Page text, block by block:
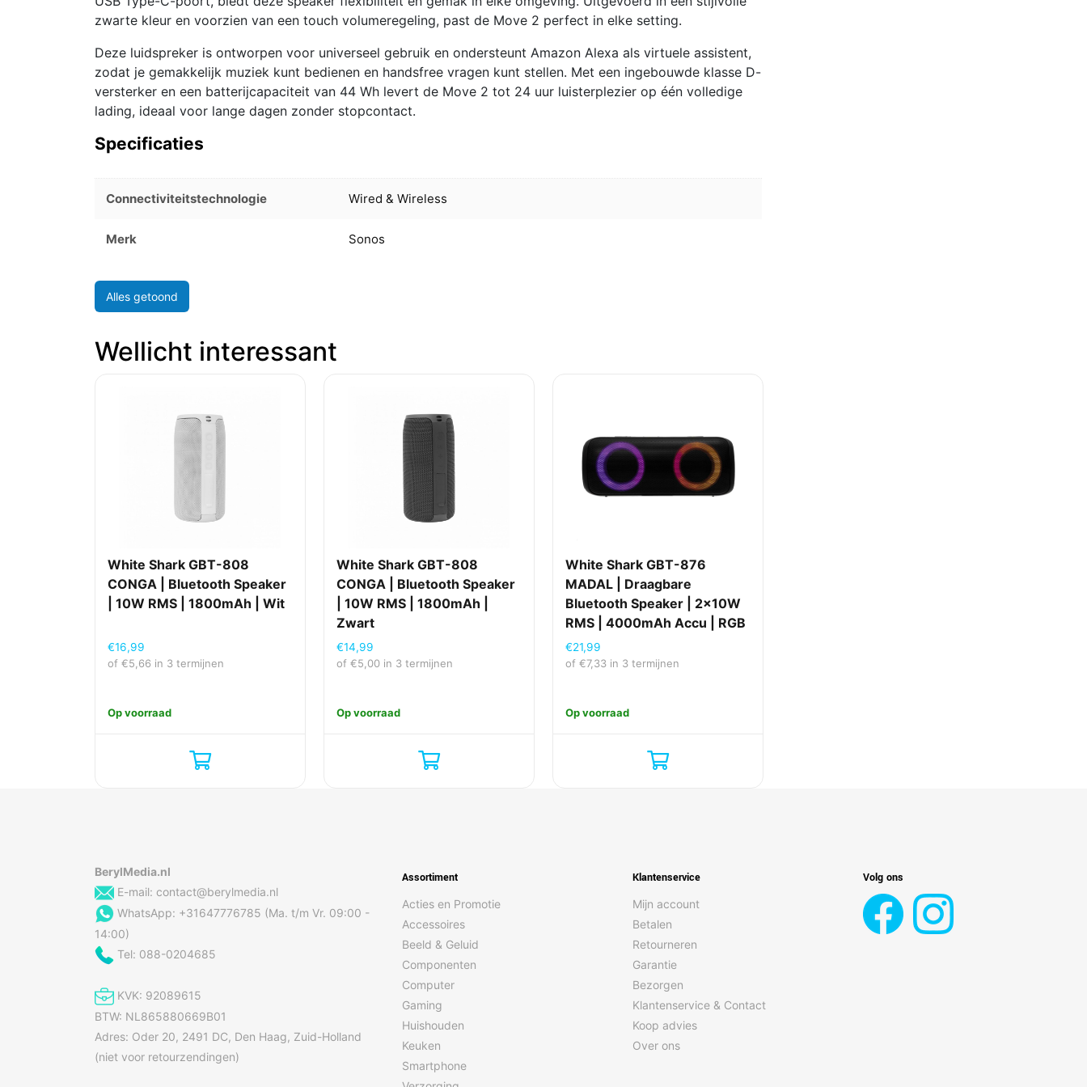
zwarte kleur en voorzien van een touch volumeregeling, past de Move 2 perfect in elke setting.
Deze luidspreker is ontworpen voor universeel gebruik en ondersteunt Amazon Alexa als virtuele assistent,
zodat je gemakkelijk muziek kunt bedienen en handsfree vragen kunt stellen. Met een ingebouwde klasse D-
versterker en een batterijcapaciteit van 44 Wh levert de Move 2 tot 24 uur luisterplezier op één volledige
lading, ideaal voor lange dagen zonder stopcontact.
Specificaties
Connectiviteitstechnologie Wired & Wireless
Merk Sonos
Alles getoond
Wellicht interessant
White Shark GBT-808
CONGA | Bluetooth Speaker
| 10W RMS | 1800mAh | Wit
€16,99
of €5,66 in 3 termijnen
Op voorraad
White Shark GBT-808
CONGA | Bluetooth Speaker
| 10W RMS | 1800mAh |
Zwart
€14,99
of€5,00 in 3 termijnen
Op voorraad
White Shark GBT-876
MADAL | Draagbare
Bluetooth Speaker | 2×10W
RMS | 4000mAh Accu | RGB
€21,99
of€7,33 in 3 termijnen
Op voorraad
BerylMedia.nl
E-mail: contact@berylmedia.nl
WhatsApp: +31647776785 (Ma. t/m Vr. 09:00 -
14:00)
Tel: 088-0204685
KVK: 92089615
BTW: NL865880669B01
Adres: Oder 20, 2491 DC, Den Haag, Zuid-Holland
(niet voor retourzendingen)
Assortiment
Acties en Promotie
Accessoires
Beeld & Geluid
Componenten
Computer
Gaming
Huishouden
Keuken
Smartphone
Klantenservice
Mijn account
Betalen
Retourneren
Garantie
Bezorgen
Klantenservice & Contact
Koop advies
Over ons
Volg ons